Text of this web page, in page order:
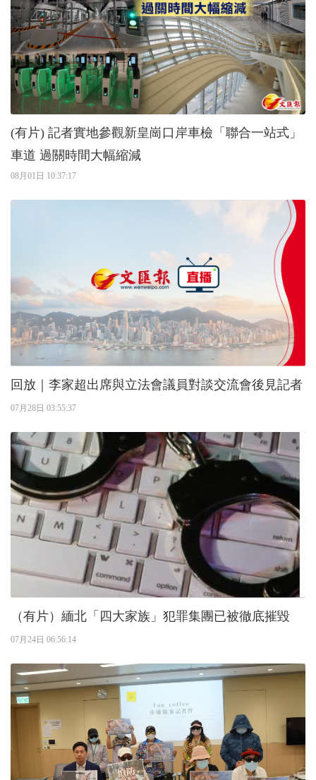
(有片) 記者實地參觀新皇崗口岸車檢「聯合一站式」
車道 過關時間大幅縮減
08月01日 10:37:17
回放｜李家超出席與立法會議員對談交流會後見記者
07月28日 03:55:37
（有片）緬北「四大家族」犯罪集團已被徹底摧毀
07月24日 06:56:14